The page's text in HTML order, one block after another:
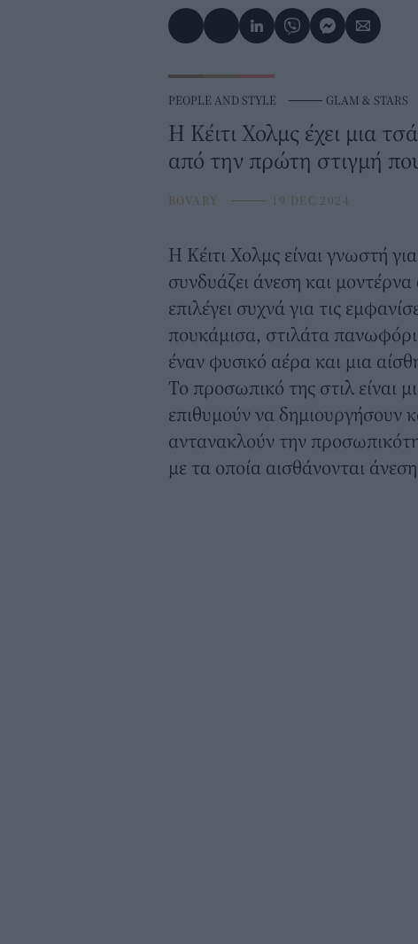
PEOPLE AND STYLE ⸻ GLAM & STARS
Η Κέιτι Χολμς έχει μια
από την πρώτη στιγμή
BOVARY ⸻ 19 DEC 2024
Η Κέιτι Χολμς είναι γνωστή
συνδυάζει άνεση και
επιλέγει συχνά για τις
πουκάμισα, στιλάτα
έναν φυσικό αέρα και μια
Το προσωπικό της στιλ είναι
επιθυμούν να δημιουργήσουν
αντανακλούν την
με τα οποία αισθάνονται